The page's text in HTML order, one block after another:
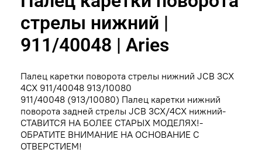
стрелы нижний |
911/40048 | Aries
Палец каретки поворота стрелы нижний JCB 3CX
4CX 911/40048 913/10080
911/40048 (913/10080) Палец каретки нижний
поворота задней стрелы JCB 3CX/4CX нижний-
СТАВИТСЯ НА БОЛЕЕ СТАРЫХ МОДЕЛЯХ!-
ОБРАТИТЕ ВНИМАНИЕ НА ОСНОВАНИЕ С
ОТВЕРСТИЕМ!